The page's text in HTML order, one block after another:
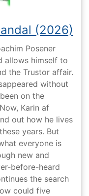
(2026)
Posener
allows himself to
the Trustor affair.
without
on the
Karin af
out how he lives
years. But
everyone is
new and
before-heard
the search
could five